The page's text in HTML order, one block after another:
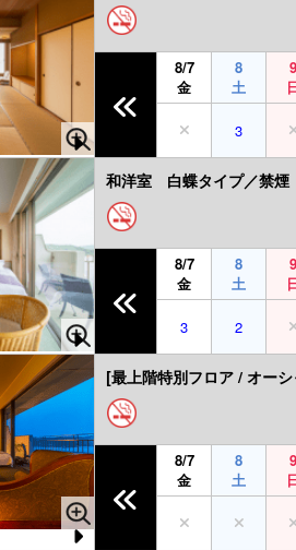
xt
N
e
xt
8/7
金
8
土
9
3
N
xt
和洋室 白蝶タイプ／禁煙
8/7
金
8
土
9
3 2
[最上階特別フロア / オー
8/7
金
8
土
9